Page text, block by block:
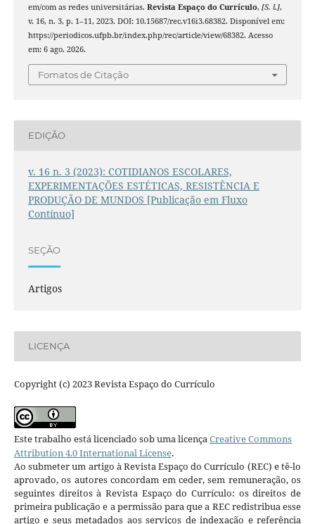
em/com as redes universitárias. Revista Espaço do Currículo, [S. l.],
v. 16, n. 3, p. 1–11, 2023. DOI: 10.15687/rec.v16i3.68382. Disponível em:
https://periodicos.ufpb.br/index.php/rec/article/view/68382. Acesso
em: 6 ago. 2026.
Fomatos de Citação
EDIÇÃO
v. 16 n. 3 (2023): COTIDIANOS ESCOLARES,
EXPERIMENTAÇÕES ESTÉTICAS, RESISTÊNCIA E
PRODUÇÃO DE MUNDOS [Publicação em Fluxo
Contínuo]
SEÇÃO
Artigos
LICENÇA
Copyright (c) 2023 Revista Espaço do Currículo
Este trabalho está licenciado sob uma licençaCreative Commons
Attribution 4.0 International License.
Ao submeter um artigo à Revista Espaço do Currículo (REC) e tê-lo
aprovado, os autores concordam em ceder, sem remuneração, os
seguintes direitos à Revista Espaço do Currículo: os direitos de
primeira publicação e a permissão para que a REC redistribua esse
artigo e seus metadados aos serviços de indexação e referência